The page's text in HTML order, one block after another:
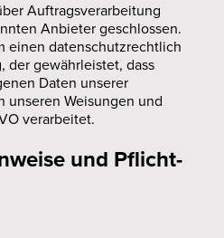
Auftragsverarbeitung
Anbieter geschlossen.
einen datenschutzrechtlich
der gewährleistet, dass
Daten unserer
unseren Weisungen und
verarbeitet.
und Pflicht­